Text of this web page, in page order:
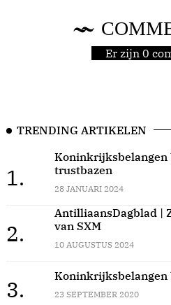
Er zijn 0
TRENDING ARTIKELEN
1.
Koninkrijksbelangen
trustbazen
28 JANUARI 2024
2.
AntilliaansDagblad |
van SXM
10 AUGUSTUS 2024
3.
Koninkrijksbelangen
23 SEPTEMBER 2020